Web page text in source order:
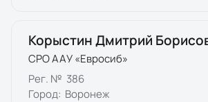
Корыстин Дмитрий
СРО ААУ «Евросиб»
Рег. № 386
Город: Воронеж